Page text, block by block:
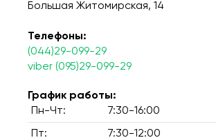
Большая Житомирская, 14
Телефоны:
(044)29-099-29
viber (095)29-099-29
График работы:
Пн-Чт:
7:30-16:00
Пт: 7:30-12:00